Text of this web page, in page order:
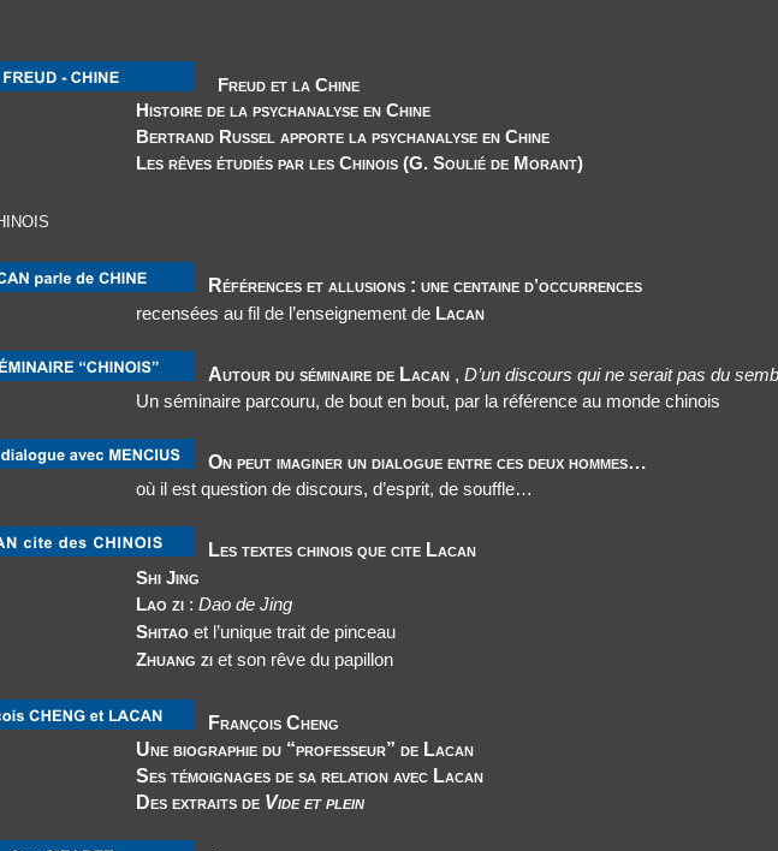
Freud et la Chine
Histoire de la psychanalyse en Chine
Bertrand Russel apporte la psychanalyse en Chine
Les rêves étudiés par les Chinois (G. Soulié de Morant)
Références et allusions : une centaine d’occurrences
recensées au fil de l’enseignement de Lacan
Autour du séminaire de Lacan , D’un discours qui ne serait pas du
Un séminaire parcouru, de bout en bout, par la référence au monde chinois
On peut imaginer un dialogue entre ces deux hommes…
où il est question de discours, d’esprit, de souffle…
Les textes chinois que cite Lacan
Shi Jing
Lao zi : Dao de Jing
Shitao et l’unique trait de pinceau
Zhuang zi et son rêve du papillon
François Cheng
du “professeur” de Lacan
de sa relation avec Lacan
de Vide et plein